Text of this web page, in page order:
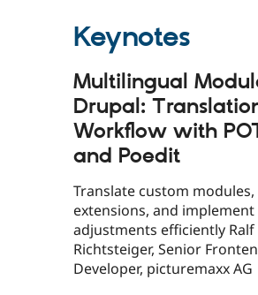
Keynotes
Multilingual
Drupal:
Workflow with
and Poedit
Translate custom
extensions, and implement
adjustments efficiently Ralf
Richtsteiger, Senior
Developer, picturemaxx AG